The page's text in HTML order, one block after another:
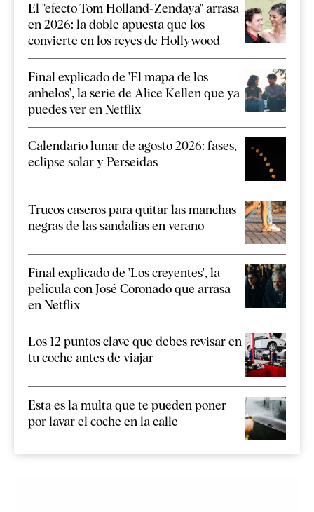
El "efecto Tom Holland-Zendaya" arrasa
en 2026: la doble apuesta que los
convierte en los reyes de Hollywood
Final explicado de 'El mapa de los
anhelos', la serie de Alice Kellen que ya
puedes ver en Netflix
Calendario lunar de agosto 2026: fases,
eclipse solar y Perseidas
Trucos caseros para quitar las manchas
negras de las sandalias en verano
Final explicado de 'Los creyentes', la
película con José Coronado que arrasa
en Netflix
Los 12 puntos clave que debes revisar en
tu coche antes de viajar
Esta es la multa que te pueden poner
por lavar el coche en la calle